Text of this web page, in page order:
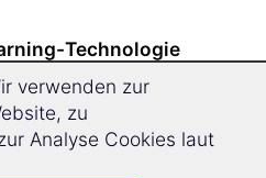
Technologie
entspannt
mit besserer
voranzukommen.
verwenden zur
zu
Analyse Cookies laut